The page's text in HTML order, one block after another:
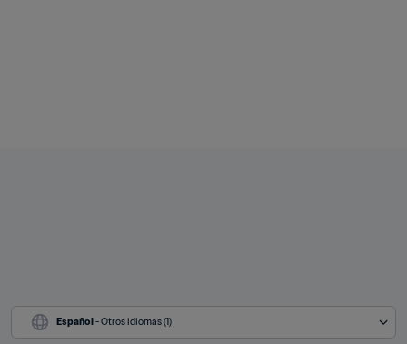
Español - Otros idiomas (1)